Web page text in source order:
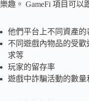
樂趣。 GameFi 項目可以
他們平台上不同資產的
不同遊戲內物品的受
求等
玩家的留存率
遊戲中詐騙活動的數量